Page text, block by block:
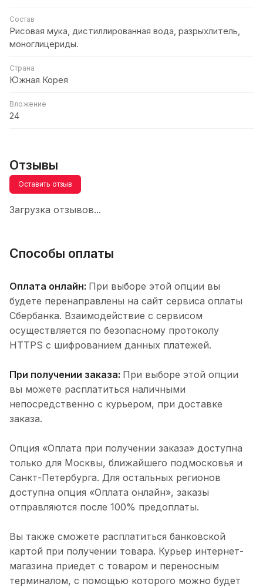
Состав
Рисовая мука, дистиллированная вода, разрыхлитель,
моноглицериды.
Страна
Южная Корея
Вложение
24
Отзывы
Оставить отзыв
Загрузка отзывов...
Способы оплаты
Оплата онлайн: При выборе этой опции вы
будете перенаправлены на сайт сервиса оплаты
Сбербанка. Взаимодействие с сервисом
осуществляется по безопасному протоколу
HTTPS с шифрованием данных платежей.
При получении заказа: При выборе этой опции
вы можете расплатиться наличными
непосредственно с курьером, при доставке
заказа.
Опция «Оплата при получении заказа» доступна
только для Москвы, ближайшего подмосковья и
Санкт-Петербурга. Для остальных регионов
доступна опция «Оплата онлайн», заказы
отправляются после 100% предоплаты.
Вы также сможете расплатиться банковской
картой при получении товара. Курьер интернет-
магазина приедет с товаром и переносным
терминалом, с помощью которого можно будет